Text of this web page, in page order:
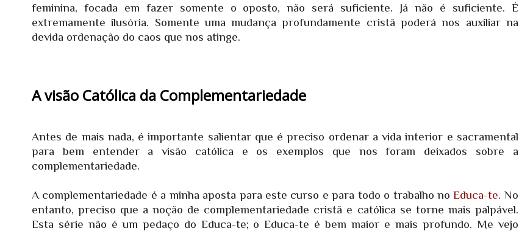
feminina, focada em fazer somente o oposto, não será suficiente. Já não é suficiente. É
extremamente ilusória. Somente uma mudança profundamente cristã poderá nos auxiliar na
devida ordenação do caos que nos atinge.
A visão Católica da Complementariedade
Antes de mais nada, é importante salientar que é preciso ordenar a vida interior e sacramental
para bem entender a visão católica e os exemplos que nos foram deixados sobre a
complementariedade.
A complementariedade é a minha aposta para este curso e para todo o trabalho noEduca-te. No
entanto, preciso que a noção de complementariedade cristã e católica se torne mais palpável.
Esta série não é um pedaço do Educa-te; o Educa-te é bem maior e mais profundo. Me vejo